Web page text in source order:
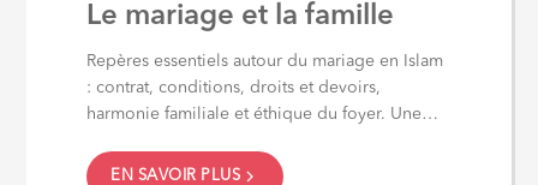
Le mariage et la famille
Repères essentiels autour du mariage en Islam
: contrat, conditions, droits et devoirs,
harmonie familiale et éthique du foyer. Une
EN SAVOIR PLUS